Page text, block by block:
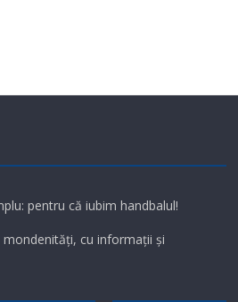
pentru că iubim handbalul!
cu informații și